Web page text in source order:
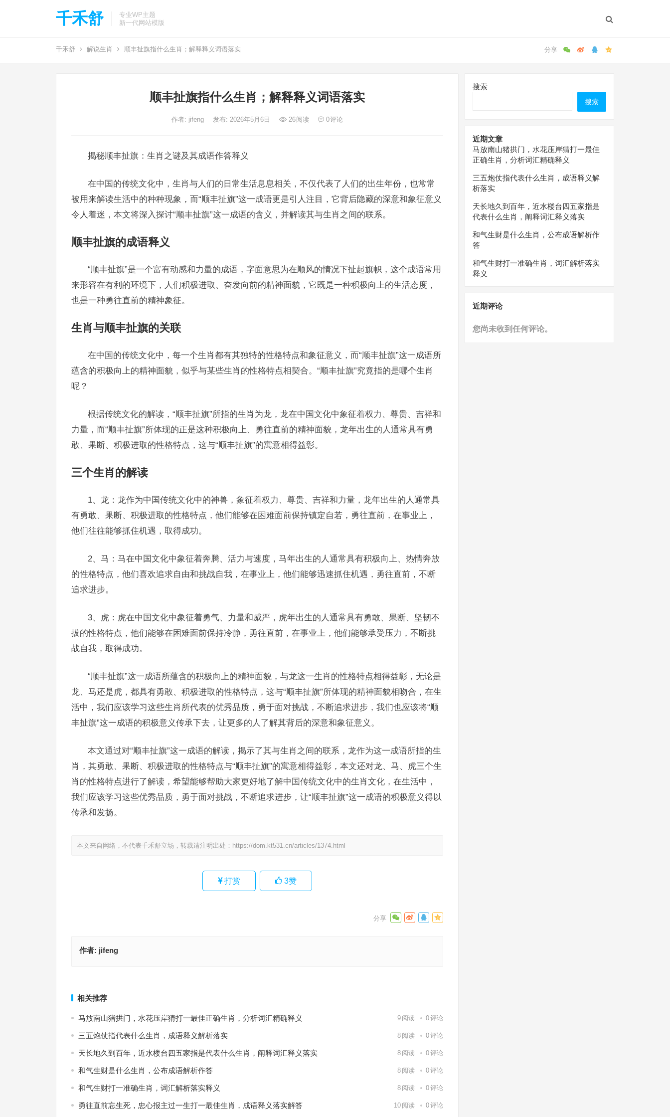
千禾舒
专业WP主题
新一代网站模版
千禾舒 解说生肖 顺丰扯旗指什么生肖；解释释义词语落实
顺丰扯旗指什么生肖；解释释义词语落实
作者: jifeng 发布: 2026年5月6日 26阅读 0评论
揭秘顺丰扯旗：生肖之谜及其成语作答释义
在中国的传统文化中，生肖与人们的日常生活息息相关，不仅代表了人们的出生年份，也常常
被用来解读生活中的种种现象，而“顺丰扯旗”这一成语更是引人注目，它背后隐藏的深意和象征意义
令人着迷，本文将深入探讨“顺丰扯旗”这一成语的含义，并解读其与生肖之间的联系。
顺丰扯旗的成语释义
“顺丰扯旗”是一个富有动感和力量的成语，字面意思为在顺风的情况下扯起旗帜，这个成语常用
来形容在有利的环境下，人们积极进取、奋发向前的精神面貌，它既是一种积极向上的生活态度，
也是一种勇往直前的精神象征。
生肖与顺丰扯旗的关联
在中国的传统文化中，每一个生肖都有其独特的性格特点和象征意义，而“顺丰扯旗”这一成语所
蕴含的积极向上的精神面貌，似乎与某些生肖的性格特点相契合。“顺丰扯旗”究竟指的是哪个生肖
呢？
根据传统文化的解读，“顺丰扯旗”所指的生肖为龙，龙在中国文化中象征着权力、尊贵、吉祥和
力量，而“顺丰扯旗”所体现的正是这种积极向上、勇往直前的精神面貌，龙年出生的人通常具有勇
敢、果断、积极进取的性格特点，这与“顺丰扯旗”的寓意相得益彰。
三个生肖的解读
1、龙：龙作为中国传统文化中的神兽，象征着权力、尊贵、吉祥和力量，龙年出生的人通常具
有勇敢、果断、积极进取的性格特点，他们能够在困难面前保持镇定自若，勇往直前，在事业上，
他们往往能够抓住机遇，取得成功。
2、马：马在中国文化中象征着奔腾、活力与速度，马年出生的人通常具有积极向上、热情奔放
的性格特点，他们喜欢追求自由和挑战自我，在事业上，他们能够迅速抓住机遇，勇往直前，不断
追求进步。
3、虎：虎在中国文化中象征着勇气、力量和威严，虎年出生的人通常具有勇敢、果断、坚韧不
拔的性格特点，他们能够在困难面前保持冷静，勇往直前，在事业上，他们能够承受压力，不断挑
战自我，取得成功。
“顺丰扯旗”这一成语所蕴含的积极向上的精神面貌，与龙这一生肖的性格特点相得益彰，无论是
龙、马还是虎，都具有勇敢、积极进取的性格特点，这与“顺丰扯旗”所体现的精神面貌相吻合，在生
活中，我们应该学习这些生肖所代表的优秀品质，勇于面对挑战，不断追求进步，我们也应该将“顺
丰扯旗”这一成语的积极意义传承下去，让更多的人了解其背后的深意和象征意义。
本文通过对“顺丰扯旗”这一成语的解读，揭示了其与生肖之间的联系，龙作为这一成语所指的生
肖，其勇敢、果断、积极进取的性格特点与“顺丰扯旗”的寓意相得益彰，本文还对龙、马、虎三个生
肖的性格特点进行了解读，希望能够帮助大家更好地了解中国传统文化中的生肖文化，在生活中，
我们应该学习这些优秀品质，勇于面对挑战，不断追求进步，让“顺丰扯旗”这一成语的积极意义得以
传承和发扬。
本文来自网络，不代表千禾舒立场，转载请注明出处： https://dom.kt531.cn/articles/1374.html
打赏 3赞
作者: jifeng
相关推荐
马放南山猪拱门，水花压岸猜打一最佳正确生肖，分析词汇精确释义 9 阅读 0评论
三五炮仗指代表什么生肖，成语释义解析落实 8 阅读 0评论
天长地久到百年，近水楼台四五家指是代表什么生肖，阐释词汇释义落实 8 阅读 0评论
和气生财是什么生肖，公布成语解析作答 8 阅读 0评论
和气生财打一准确生肖，词汇解析落实释义 8 阅读 0评论
勇往直前忘生死，忠心报主过一生打一最佳生肖，成语释义落实解答 10 阅读 0评论
搜索
搜索
近期文章
马放南山猪拱门，水花压岸猜打一最佳
正确生肖，分析词汇精确释义
三五炮仗指代表什么生肖，成语释义解
析落实
天长地久到百年，近水楼台四五家指是
代表什么生肖，阐释词汇释义落实
和气生财是什么生肖，公布成语解析作
答
和气生财打一准确生肖，词汇解析落实
释义
近期评论
您尚未收到任何评论。